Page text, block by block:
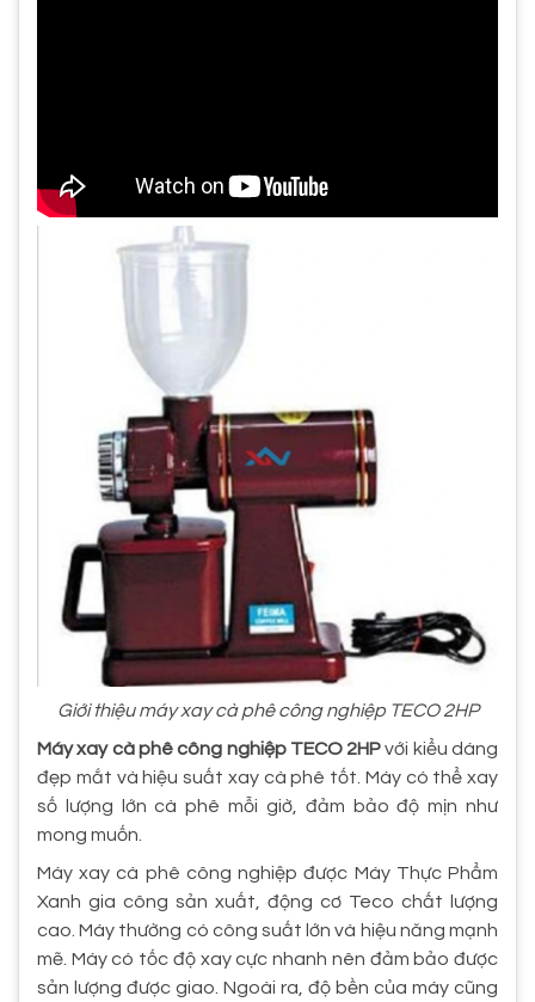
Giới thiệu máy xay cà phê công nghiệp TECO 2HP
Máy xay cà phê công nghiệp TECO 2HPvới kiểu dáng
đẹp mắt và hiệu suất xay cà phê tốt. Máy có thể xay
số lượng lớn cà phê mỗi giờ, đảm bảo độ mịn như
mong muốn.
Máy xay cà phê công nghiệp được Máy Thực Phẩm
Xanh gia công sản xuất, động cơ Teco chất lượng
cao. Máy thường có công suất lớn và hiệu năng mạnh
mẽ. Máy có tốc độ xay cực nhanh nên đảm bảo được
sản lượng được giao. Ngoài ra, độ bền của máy cũng